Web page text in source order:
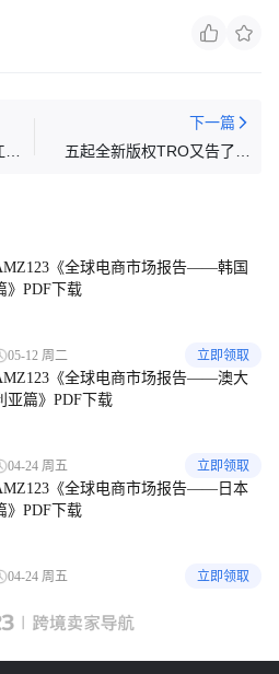
下一篇
五起全新版权TRO又告了近
《全球电商市场报告——韩国
》PDF下载
05-12 周二 立即领取
《全球电商市场报告——澳大
亚篇》PDF下载
04-24 周五 立即领取
《全球电商市场报告——日本
》PDF下载
04-24 周五 立即领取